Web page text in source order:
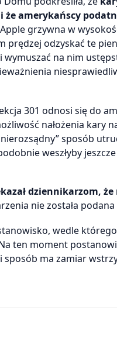
że amerykańscy
grzywna w
prędzej odzyskać te
na nim
301 odnosi się do
nałożenia kary
sposób
weszłyby
dziennikarzom,
nie została
wedle
ten moment
ma zamiar